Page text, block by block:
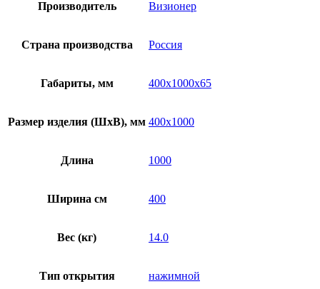
Производитель Визионер
Страна производства Россия
Габариты, мм 400х1000х65
Размер изделия (ШхВ), мм 400х1000
Длина 1000
Ширина см 400
Вес (кг) 14.0
Тип открытия нажимной